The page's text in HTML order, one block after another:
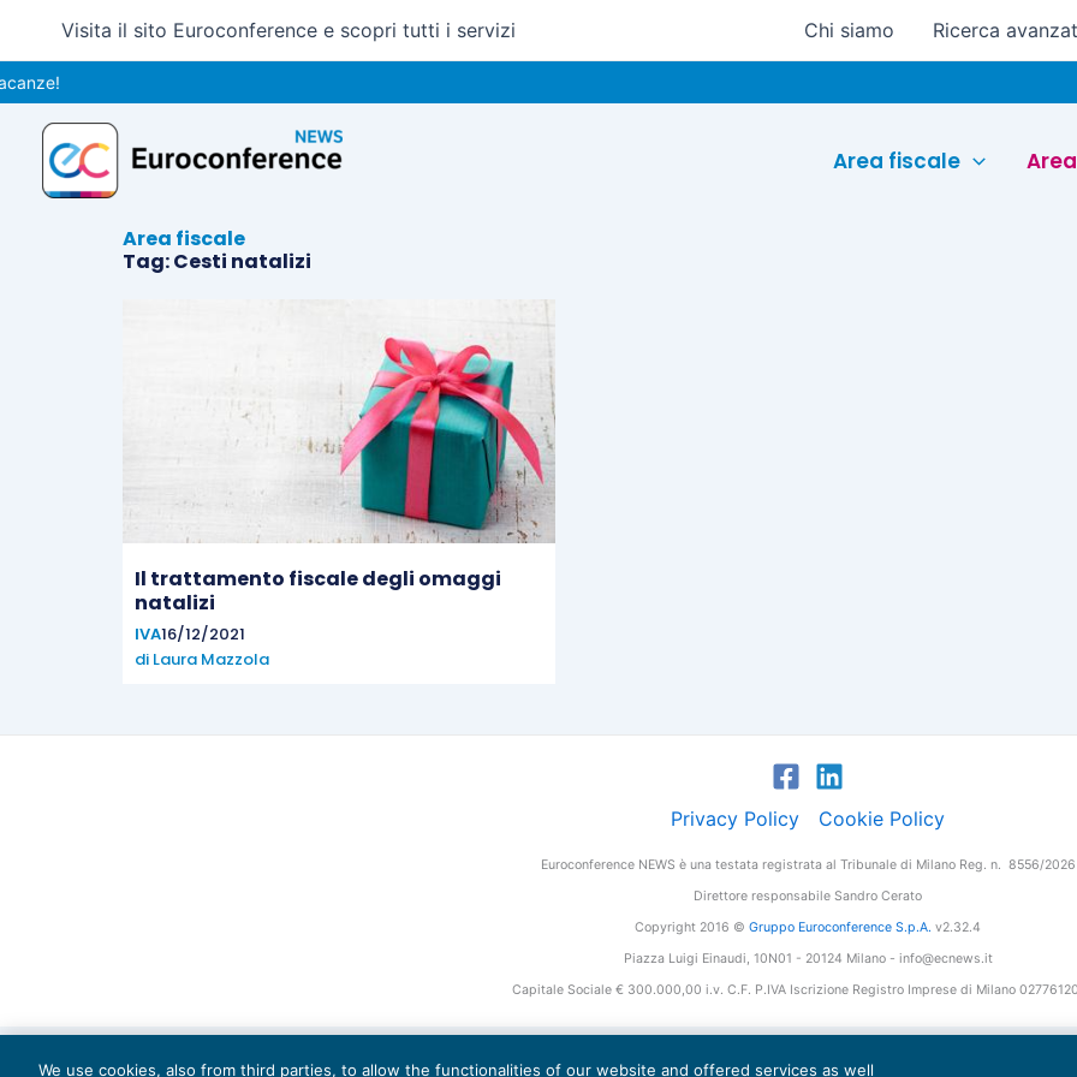
contenuto
Visita il sito Euroconference e scopri tutti i servizi Chi siamo Ricerca
Area fiscale
Area fiscale
Tag: Cesti natalizi
Il trattamento fiscale degli omaggi
natalizi
IVA16/12/2021
di Laura Mazzola
Privacy Policy Cookie Policy
Euroconference NEWS è una testata registrata al Tribunale di Milano Reg. n. 8556/2026
Direttore responsabile Sandro Cerato
Copyright 2016 © Gruppo Euroconference S.p.A. v2.32.4
Piazza Luigi Einaudi, 10N01 - 20124 Milano - info@ecnews.it
Capitale Sociale € 300.000,00 i.v. C.F. P.IVA Iscrizione Registro Imprese di Milano
We use cookies, also from third parties, to allow the functionalities of our website and offered services as well